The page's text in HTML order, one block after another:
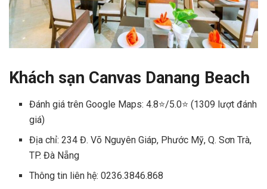
Khách sạn Canvas Danang Beach
Đánh giá trên Google Maps: 4.8⭐/5.0⭐ (1309 lượt đánh
giá)
Địa chỉ: 234 Đ. Võ Nguyên Giáp, Phước Mỹ, Q. Sơn Trà,
TP. Đà Nẵng
Thông tin liên hệ: 0236.3846.868